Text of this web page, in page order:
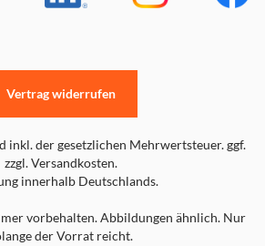
inkl. der gesetzlichen Mehrwertsteuer. ggf.
zzgl. Versandkosten.
innerhalb Deutschlands.
vorbehalten. Abbildungen ähnlich. Nur
der Vorrat reicht.
Vertrag widerrufen